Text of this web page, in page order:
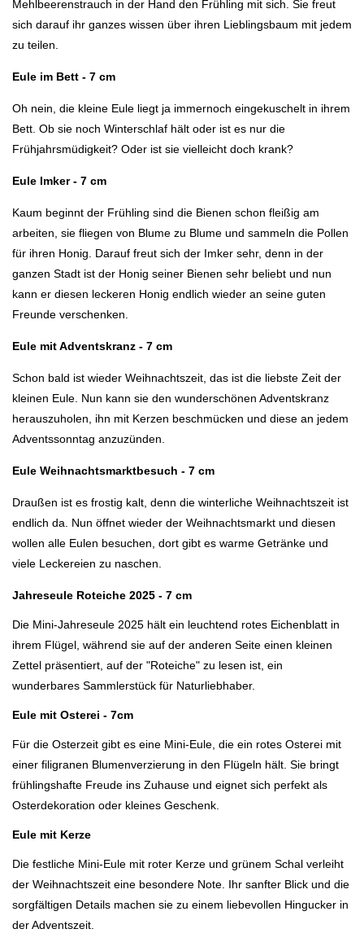
Mehlbeerenstrauch in der Hand den Frühling mit sich. Sie freut
sich darauf ihr ganzes wissen über ihren Lieblingsbaum mit jedem
zu teilen.
Eule im Bett - 7 cm
Oh nein, die kleine Eule liegt ja immernoch eingekuschelt in ihrem
Bett. Ob sie noch Winterschlaf hält oder ist es nur die
Frühjahrsmüdigkeit? Oder ist sie vielleicht doch krank?
Eule Imker - 7 cm
Kaum beginnt der Frühling sind die Bienen schon fleißig am
arbeiten, sie fliegen von Blume zu Blume und sammeln die Pollen
für ihren Honig. Darauf freut sich der Imker sehr, denn in der
ganzen Stadt ist der Honig seiner Bienen sehr beliebt und nun
kann er diesen leckeren Honig endlich wieder an seine guten
Freunde verschenken.
Eule mit Adventskranz - 7 cm
Schon bald ist wieder Weihnachtszeit, das ist die liebste Zeit der
kleinen Eule. Nun kann sie den wunderschönen Adventskranz
herauszuholen, ihn mit Kerzen beschmücken und diese an jedem
Adventssonntag anzuzünden.
Eule Weihnachtsmarktbesuch - 7 cm
Draußen ist es frostig kalt, denn die winterliche Weihnachtszeit ist
endlich da. Nun öffnet wieder der Weihnachtsmarkt und diesen
wollen alle Eulen besuchen, dort gibt es warme Getränke und
viele Leckereien zu naschen.
Jahreseule Roteiche 2025 - 7 cm
Die Mini-Jahreseule 2025 hält ein leuchtend rotes Eichenblatt in
ihrem Flügel, während sie auf der anderen Seite einen kleinen
Zettel präsentiert, auf der "Roteiche" zu lesen ist, ein
wunderbares Sammlerstück für Naturliebhaber.
Eule mit Osterei - 7cm
Für die Osterzeit gibt es eine Mini-Eule, die ein rotes Osterei mit
einer filigranen Blumenverzierung in den Flügeln hält. Sie bringt
frühlingshafte Freude ins Zuhause und eignet sich perfekt als
Osterdekoration oder kleines Geschenk.
Eule mit Kerze
Die festliche Mini-Eule mit roter Kerze und grünem Schal verleiht
der Weihnachtszeit eine besondere Note. Ihr sanfter Blick und die
sorgfältigen Details machen sie zu einem liebevollen Hingucker in
der Adventszeit.